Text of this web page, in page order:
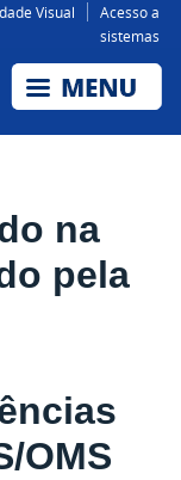
Visual
Acesso a
sistemas
na
pela
OMS